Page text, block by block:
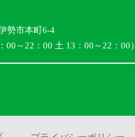
勢市本町6-4
00～22：00 土 13：00～22：00）